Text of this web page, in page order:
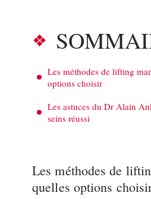
Les méthodes de lifting
options choisir
Les astuces du Dr Alain
seins réussi
Les méthodes de
quelles options